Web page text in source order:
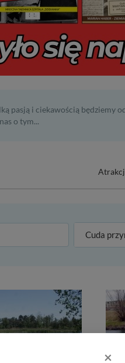
pasją i ciekawością będziemy
o tym...
Cuda
×